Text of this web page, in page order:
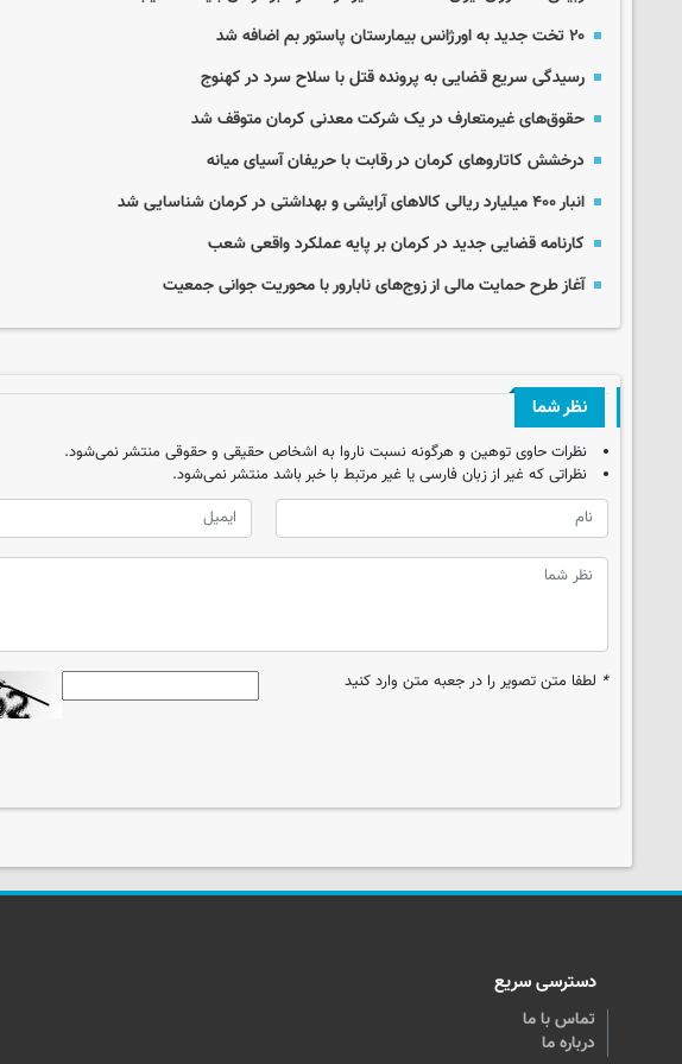
۲۰ تخت جدید به اورژانس بیمارستان پاستور بم اضافه شد
رسیدگی سریع قضایی به پرونده قتل با سلاح سرد در کهنوج
حقوق‌های غیرمتعارف در یک شرکت معدنی کرمان متوقف شد
درخشش کاتاروهای کرمان در رقابت با حریفان آسیای میانه
انبار ۴۰۰ میلیارد ریالی کالاهای آرایشی و بهداشتی در کرمان شناسایی شد
کارنامه قضایی جدید در کرمان بر پایه عملکرد واقعی شعب
آغاز طرح حمایت مالی از زوج‌های نابارور با محوریت جوانی جمعیت
نظر شما
نظرات حاوی توهین و هرگونه نسبت ناروا به اشخاص حقیقی و حقوقی منتشر نمی‌شود.
نظراتی که غیر از زبان فارسی یا غیر مرتبط با خبر باشد منتشر نمی‌شود.
* لطفا متن تصویر را در جعبه متن وارد کنید
دسترسی سریع
تماس با ما
درباره ما